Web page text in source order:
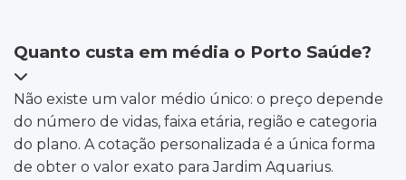
Quanto custa em média o Porto Saúde?
Não existe um valor médio único: o preço depende
do número de vidas, faixa etária, região e categoria
do plano. A cotação personalizada é a única forma
de obter o valor exato para Jardim Aquarius.